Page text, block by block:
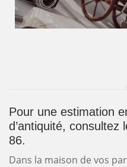
Pour une estimation
d’antiquité, consultez
86.
Dans la maison de vos